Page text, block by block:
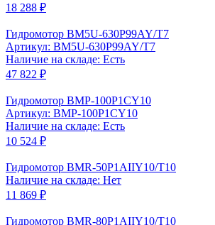
18 288 ₽
Гидромотор BM5U-630P99AY/T7
Артикул: BM5U-630P99AY/T7
Наличие на складе: Есть
47 822 ₽
Гидромотор BMP-100P1CY10
Артикул: BMP-100P1CY10
Наличие на складе: Есть
10 524 ₽
Гидромотор BMR-50P1AIIY10/T10
Наличие на складе: Нет
11 869 ₽
Гидромотор BMR-80P1AIIY10/T10